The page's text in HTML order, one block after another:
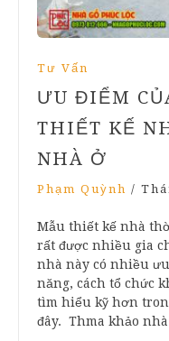
Tư Vấn
ƯU ĐIỂM
THIẾT KẾ
NHÀ Ở
Phạm Quỳnh /
Mẫu thiết kế nhà
rất được nhiều gia
nhà này có nhiều
năng, cách tổ chức
tìm hiểu kỹ hơn
đây. Thma khảo